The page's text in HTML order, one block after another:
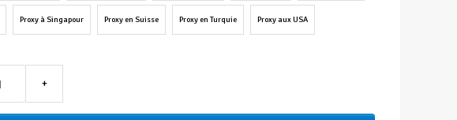
Proxy à Singapour Proxy en Suisse Proxy en Turquie Proxy aux USA
+